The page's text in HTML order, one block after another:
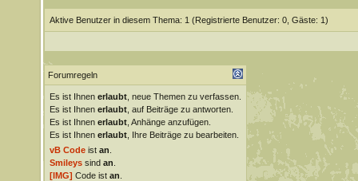
Aktive Benutzer in diesem Thema: 1 (Registrierte Benutzer: 0, Gäste: 1)
Forumregeln
Es ist Ihnen erlaubt, neue Themen zu verfassen.
Es ist Ihnen erlaubt, auf Beiträge zu antworten.
Es ist Ihnen erlaubt, Anhänge anzufügen.
Es ist Ihnen erlaubt, Ihre Beiträge zu bearbeiten.
vB Codeist an
Smileyssind an
[IMG] Code ist an